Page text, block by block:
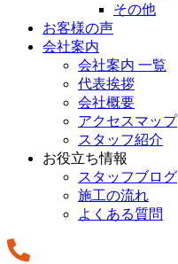
その他
お客様の声
会社案内
会社案内 一覧
代表挨拶
会社概要
アクセスマップ
スタッフ紹介
お役立ち情報
スタッフブログ
施工の流れ
よくある質問